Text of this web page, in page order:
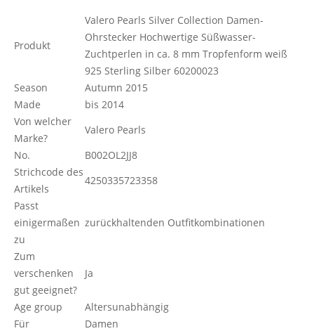
Produkt
Valero Pearls Silver Collection Damen-
Ohrstecker Hochwertige Süßwasser-
Zuchtperlen in ca. 8 mm Tropfenform weiß
925 Sterling Silber 60200023
Season
Autumn 2015
Made
bis 2014
Von welcher
Marke?
Valero Pearls
No.
B002OL2JJ8
Strichcode des
Artikels
4250335723358
Passt
einigermaßen
zu
zurückhaltenden Outfitkombinationen
Zum
verschenken
gut geeignet?
Ja
Age group
Altersunabhängig
Für
Damen